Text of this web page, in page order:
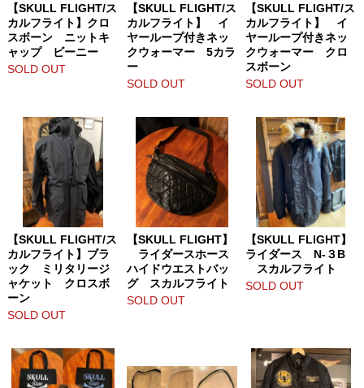
【SKULL FLIGHT/ス
カルフライト】クロ
スボーン ニットキ
ャップ ビーニー
SOLD OUT
【SKULL FLIGHT/ス
カルフライト】 イ
ヤーループ付きネッ
クウォーマー 5カラ
ー
SOLD OUT
【SKULL FLIGHT/ス
カルフライト】 イ
ヤーループ付きネッ
クウォーマー クロ
スボーン
SOLD OUT
【SKULL FLIGHT/ス
カルフライト】ブラ
ック ミリタリージ
ャケット クロスボ
ーン
SOLD OUT
【SKULL FLIGHT】
ライダースホース
ハイドウエストバッ
グ スカルフライト
SOLD OUT
【SKULL FLIGHT】
ライダース N-３B
スカルフライト
SOLD OUT